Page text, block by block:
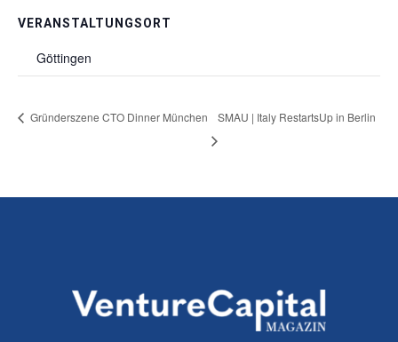
VERANSTALTUNGSORT
Göttingen
Gründerszene CTO Dinner München SMAU | Italy RestartsUp in Berlin